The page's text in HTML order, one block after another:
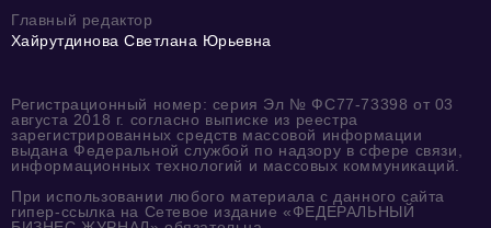
Главный редактор
Хайрутдинова Светлана Юрьевна
Регистрационный номер: серия Эл № ФС77-73398 от 03
августа 2018 г. согласно выписке из реестра
зарегистрированных средств массовой информации
выдана Федеральной службой по надзору в сфере связи,
информационных технологий и массовых коммуникаций.
При использовании любого материала с данного сайта
гипер-ссылка на Сетевое издание «ФЕДЕРАЛЬНЫЙ